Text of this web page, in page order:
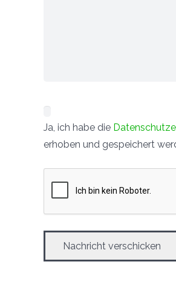
Ja, ich habe die
erhoben und gespeichert